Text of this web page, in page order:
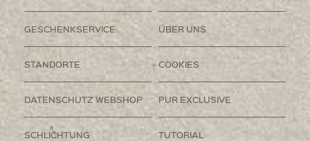
GESCHENKSERVICE ÜBER UNS
STANDORTE COOKIES
DATENSCHUTZ WEBSHOP PUR EXCLUSIVE
SCHLICHTUNG TUTORIAL